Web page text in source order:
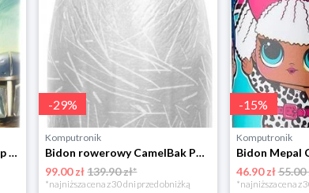
Bidon Mepal Campus Pop-Up Star Wars 400ml107410065404 beżowy
-29%
Komputronik
Bidon rowerowy CamelBak Podium ICE C1872/402062 620ml niebieski
99.00 zł139.90 zł*
*najniższa cena z 30 dni przed obniżką
-15%
Komputronik
46.90 zł55.00
*najniższa cena z